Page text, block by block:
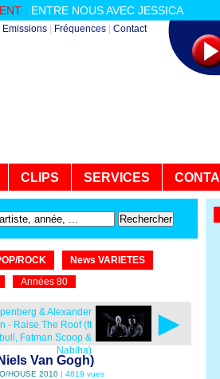
: ENTRE NOUS AVEC JESSICA
Emissions Fréquences Contact
CLIPS SERVICES
ROCK
News VARIETES
Années 80
►
& Alexander
- Raise The Roof (ft
Fatman Scoop &
Nabiha)
Van Gogh)
HOUSE 2010 | 4819 vues